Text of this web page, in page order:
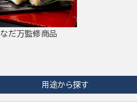
なだ万監修商品
用途から探す